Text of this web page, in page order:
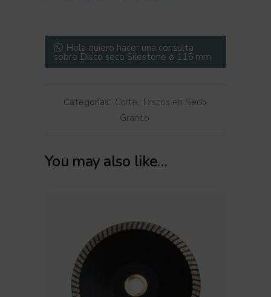
Hola quiero hacer una consulta
sobre Disco seco Silestone ø 115 mm
Categorías: Corte, Discos en Seco
Granito
You may also like…